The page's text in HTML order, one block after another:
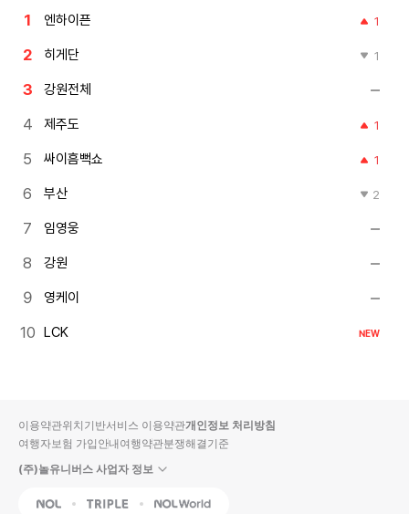
엔하이픈 1
히게단 1
강원전체
제주도 1
싸이흠뻑쇼 1
부산 2
임영웅
강원
영케이
LCK NEW
이용약관위치기반서비스 이용약관개인정보 처리방침
여행자보험 가입안내여행약관분쟁해결기준
(주)놀유니버스 사업자 정보
NOL Triple Interpark Global